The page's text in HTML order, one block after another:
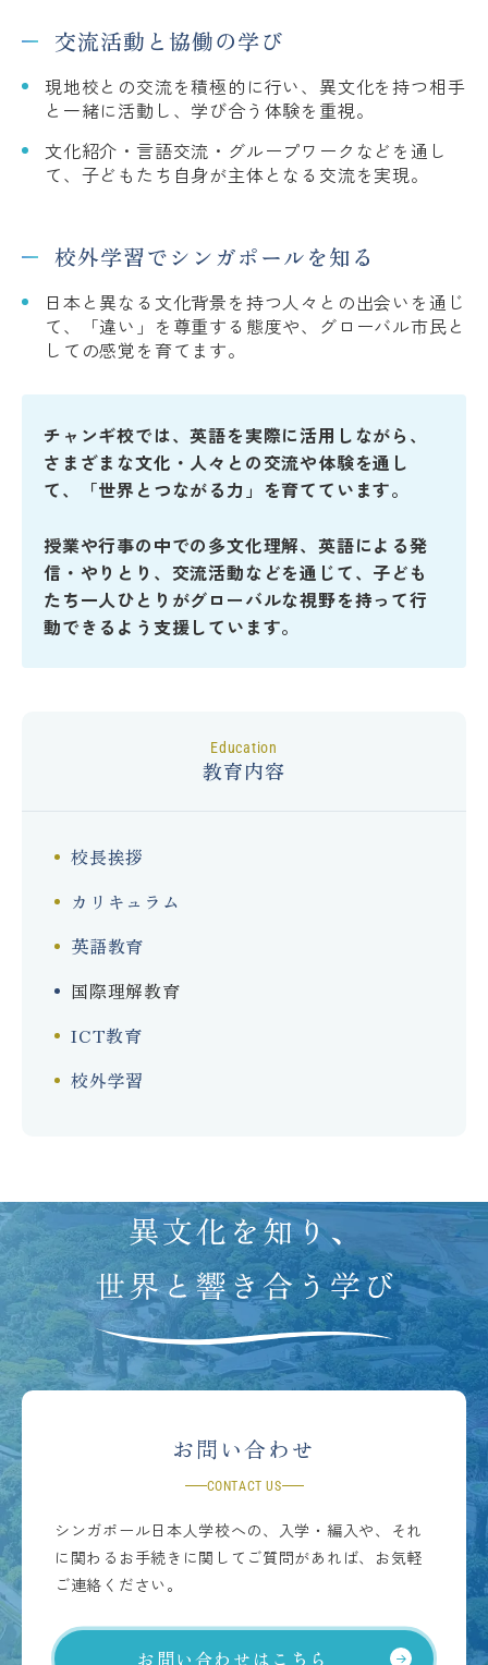
交流活動と協働の学び
現地校との交流を積極的に行い、異文化を持つ相手
と一緒に活動し、学び合う体験を重視。
文化紹介・言語交流・グループワークなどを通し
て、子どもたち自身が主体となる交流を実現。
校外学習でシンガポールを知る
日本と異なる文化背景を持つ人々との出会いを通じ
て、「違い」を尊重する態度や、グローバル市民と
しての感覚を育てます。
チャンギ校では、英語を実際に活用しながら、
さまざまな文化・人々との交流や体験を通し
て、「世界とつながる力」を育てています。
授業や行事の中での多文化理解、英語による発
信・やりとり、交流活動などを通じて、子ども
たち一人ひとりがグローバルな視野を持って行
動できるよう支援しています。
education
教育内容
校長挨拶
カリキュラム
英語教育
国際理解教育
ICT教育
校外学習
お問い合わせ
CONTACT US
シンガポール日本人学校への、入学・編入や、それ
に関わるお手続きに関してご質問があれば、お気軽
ご連絡ください。
お問い合わせはこちら